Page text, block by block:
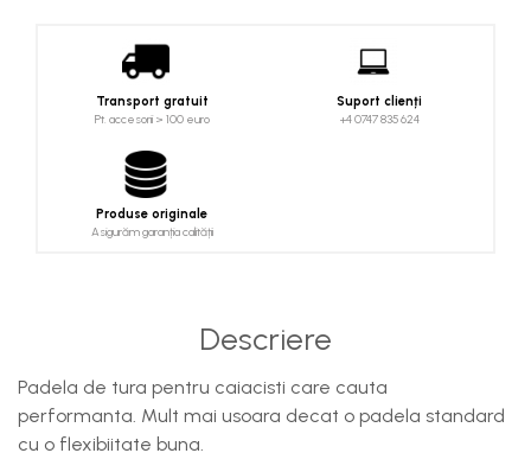
Drybag - Saci impermeabili
Transport gratuit
Pt. accesorii > 100 euro
Suport clienți
+4 0747 835 624
Produse originale
Asigurăm garanția calității
Descriere
Padela de tura pentru caiacisti care cauta
performanta. Mult mai usoara decat o padela standard
cu o flexibiitate buna.